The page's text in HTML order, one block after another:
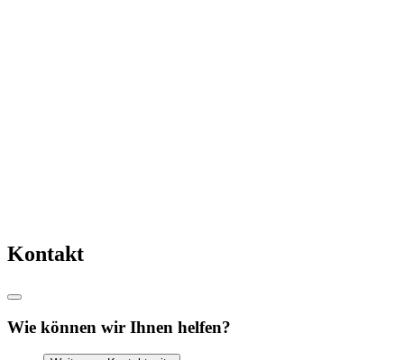
Kontakt
Wie können wir Ihnen helfen?